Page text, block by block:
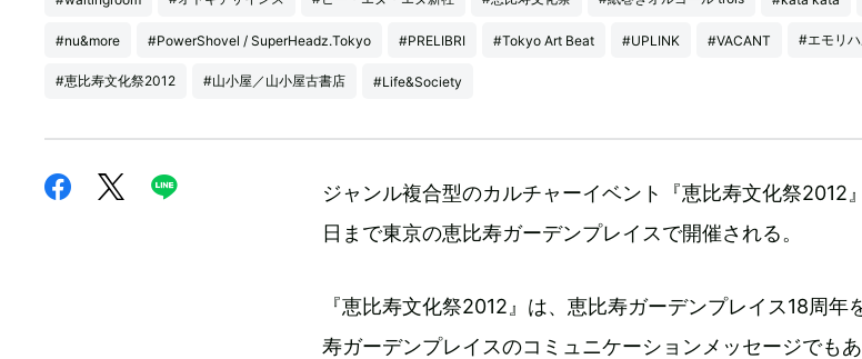
#nu&more #PowerShovel / SuperHeadz.Tokyo #PRELIBRI #Tokyo Art Beat #UPLINK #VACANT #エモリ
#恵比寿文化祭2012 #山小屋／山小屋古書店 #Life&Society
ジャンル複合型のカルチャーイベント『恵比寿文化祭2012
日まで東京の恵比寿ガーデンプレイスで開催される。
『恵比寿文化祭2012』は、恵比寿ガーデンプレイス18周年
寿ガーデンプレイスのコミュニケーションメッセージでも